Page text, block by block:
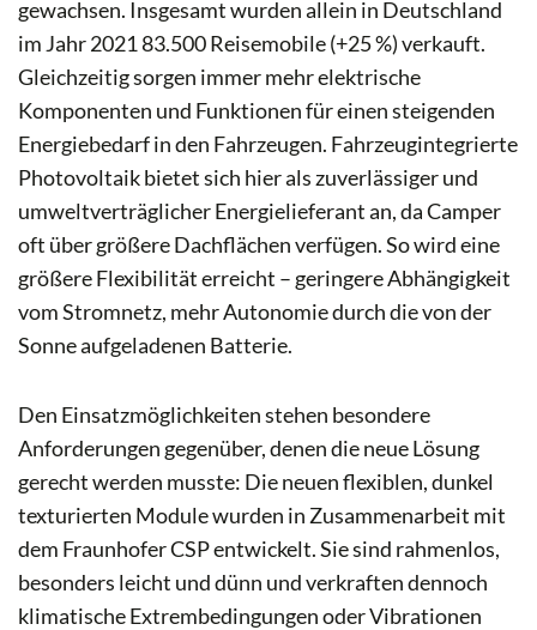
gewachsen. Insgesamt wurden allein in Deutschland
im Jahr 2021 83.500 Reisemobile (+25 %) verkauft.
Gleichzeitig sorgen immer mehr elektrische
Komponenten und Funktionen für einen steigenden
Energiebedarf in den Fahrzeugen. Fahrzeugintegrierte
Photovoltaik bietet sich hier als zuverlässiger und
umweltverträglicher Energielieferant an, da Camper
oft über größere Dachflächen verfügen. So wird eine
größere Flexibilität erreicht – geringere Abhängigkeit
vom Stromnetz, mehr Autonomie durch die von der
Sonne aufgeladenen Batterie.
Den Einsatzmöglichkeiten stehen besondere
Anforderungen gegenüber, denen die neue Lösung
gerecht werden musste: Die neuen flexiblen, dunkel
texturierten Module wurden in Zusammenarbeit mit
dem Fraunhofer CSP entwickelt. Sie sind rahmenlos,
besonders leicht und dünn und verkraften dennoch
klimatische Extrembedingungen oder Vibrationen